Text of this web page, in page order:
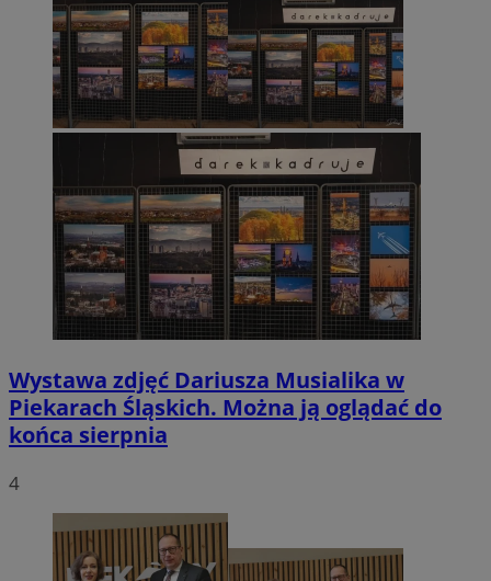
Wystawa zdjęć Dariusza Musialika w
Piekarach Śląskich. Można ją oglądać do
końca sierpnia
4